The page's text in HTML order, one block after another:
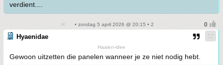
verdient....
• zondag 5 april 2026 @ 20:15 • 2
Hyaenidae
Haaien-idee
Gewoon uitzetten die panelen wanneer je ze niet nodig hebt.